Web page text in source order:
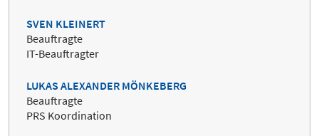
SVEN KLEINERT
Beauftragte
IT-Beauftragter
LUKAS ALEXANDER MÖNKEBERG
Beauftragte
PRS Koordination